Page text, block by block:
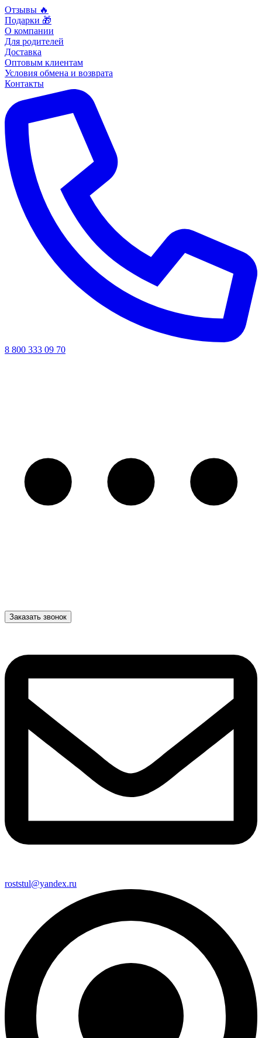
Отзывы 🔥
Подарки 🎁
О компании
Для родителей
Доставка
Оптовым клиентам
Условия обмена и возврата
Контакты
8 800 333 09 70
Заказать звонок
roststul@yandex.ru